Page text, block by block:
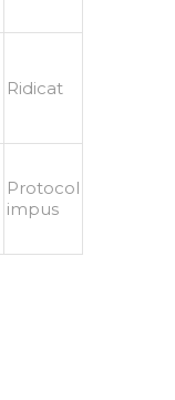
Ridicat
Protocol
impus